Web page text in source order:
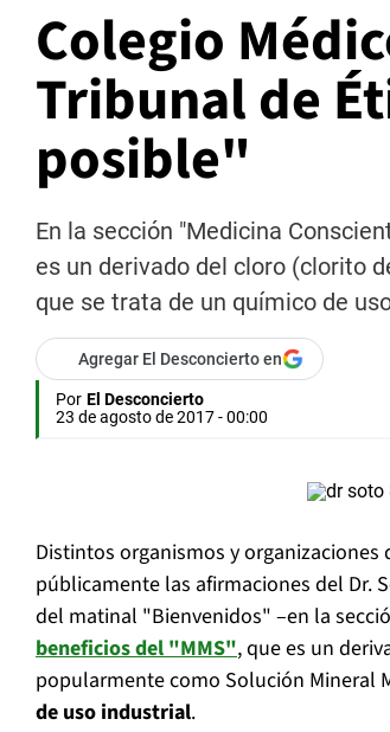
Colegio
Tribunal de
posible"
En la sección "Medicina
es un derivado del cloro (clorito
que se trata de un químico de
Agregar El Desconcierto en
Por El Desconcierto
23 de agosto de 2017 - 00:00
Distintos organismos y
públicamente las afirmaciones del Dr.
del matinal "Bienvenidos" –en la
beneficios del "MMS", que es un
popularmente como Solución Mineral
de uso industrial.